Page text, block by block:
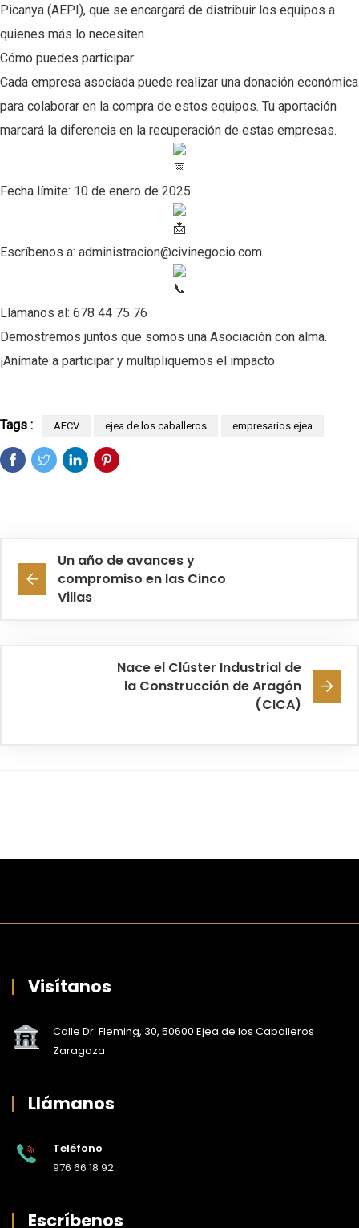
Picanya (AEPI), que se encargará de distribuir los equipos a
quienes más lo necesiten.
Cómo puedes participar
Cada empresa asociada puede realizar una donación económica
para colaborar en la compra de estos equipos. Tu aportación
marcará la diferencia en la recuperación de estas empresas.
Fecha límite: 10 de enero de 2025
Escríbenos a: administracion@civinegocio.com
Llámanos al: 678 44 75 76
Demostremos juntos que somos una Asociación con alma.
¡Anímate a participar y multipliquemos el impacto
Tags : AECV ejea de los caballeros empresarios ejea
Un año de avances y
compromiso en las Cinco
Villas
Nace el Clúster Industrial de
la Construcción de Aragón
(CICA)
Visítanos
Calle Dr. Fleming, 30, 50600 Ejea de los Caballeros
Zaragoza
Llámanos
Teléfono
976 66 18 92
Escríbenos